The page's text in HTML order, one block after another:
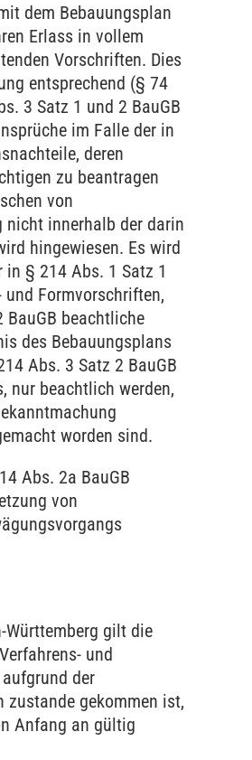
dem Bebauungsplan
Erlass in vollem
Vorschriften. Dies
entsprechend (§ 74
3 Satz 1 und 2 BauGB
im Falle der in
deren
zu beantragen
von
nicht innerhalb der darin
hingewiesen. Es wird
in § 214 Abs. 1 Satz 1
und Formvorschriften,
beachtliche
des Bebauungsplans
Abs. 3 Satz 2 BauGB
nur beachtlich werden,
worden sind.
Abs. 2a BauGB
von
Württemberg gilt die
und
der
zustande gekommen ist,
Anfang an gültig